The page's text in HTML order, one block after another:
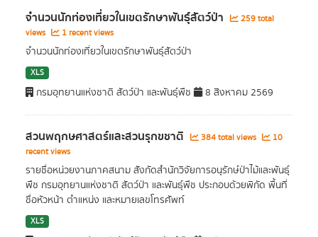
จำนวนนักท่องเที่ยวในเขตรักษาพันธุ์สัตว์ป่า
259 total
views
1 recent views
จำนวนนักท่องเที่ยวในเขตรักษาพันธุ์สัตว์ป่า
XLS
กรมอุทยานแห่งชาติ สัตว์ป่า และพันธุ์พืช 8 สิงหาคม 2569
สวนพฤกษศาสตร์และสวนรุกขชาติ 384 total views
10
recent views
รายชื่อหน่วยงานภาคสนาม สังกัดสำนักวิจัยการอนุรักษ์ป่าไม้และพันธุ์
พืช กรมอุทยานแห่งชาติ สัตว์ป่า และพันธุ์พืช ประกอบด้วยพิกัด พื้นที่
ชื่อหัวหน้า ตำแหน่ง และหมายเลขโทรศัพท์
XLS